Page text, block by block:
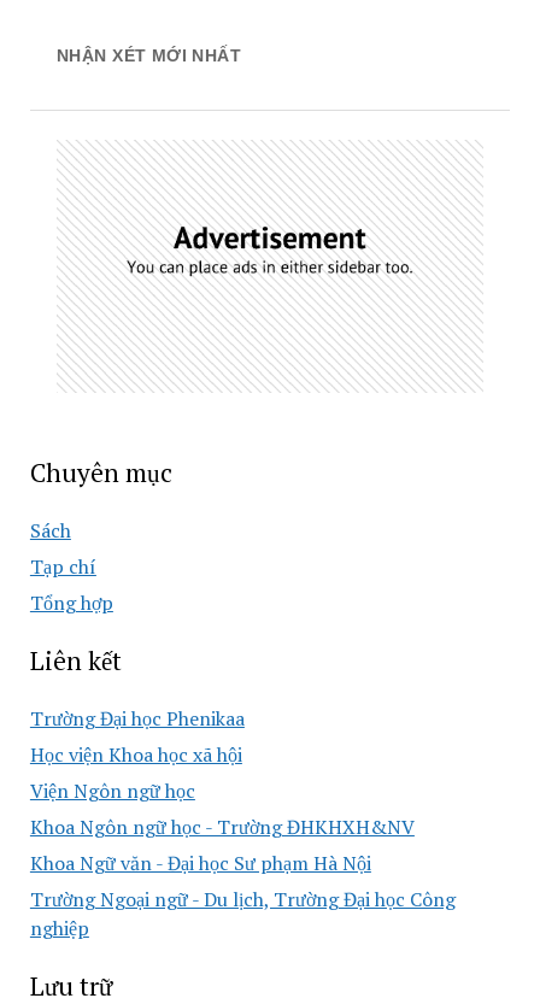
NHẬN XÉT MỚI NHẤT
Chuyên mục
Sách
Tạp chí
Tổng hợp
Liên kết
Trường Đại học Phenikaa
Học viện Khoa học xã hội
Viện Ngôn ngữ học
Khoa Ngôn ngữ học - Trường ĐHKHXH&NV
Khoa Ngữ văn - Đại học Sư phạm Hà Nội
Trường Ngoại ngữ - Du lịch, Trường Đại học Công
nghiệp
Lưu trữ